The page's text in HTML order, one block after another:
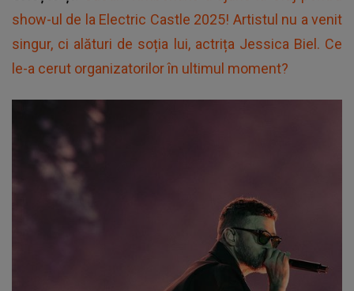
show-ul de la Electric Castle 2025! Artistul nu a venit
singur, ci alături de soția lui, actrița Jessica Biel. Ce
le-a cerut organizatorilor în ultimul moment?